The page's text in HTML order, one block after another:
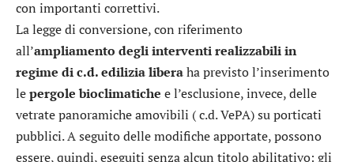
con importanti correttivi.
La legge di conversione, con riferimento
all’ampliamento degli interventi realizzabili in
regime di c.d. edilizia liberaha previsto l’inserimento
lepergole bioclimatiche e l’esclusione, invece, delle
vetrate panoramiche amovibili ( c.d. VePA) su porticati
pubblici. A seguito delle modifiche apportate, possono
essere, quindi, eseguiti senza alcun titolo abilitativo: gli